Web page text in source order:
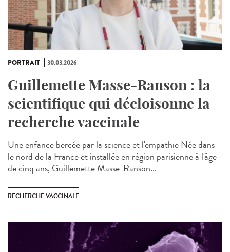
PORTRAIT 30.03.2026
Guillemette Masse-Ranson : la
scientifique qui décloisonne la
recherche vaccinale
Une enfance bercée par la science et l'empathie Née dans
le nord de la France et installée en région parisienne à l'âge
de cinq ans, Guillemette Masse-Ranson...
RECHERCHE VACCINALE